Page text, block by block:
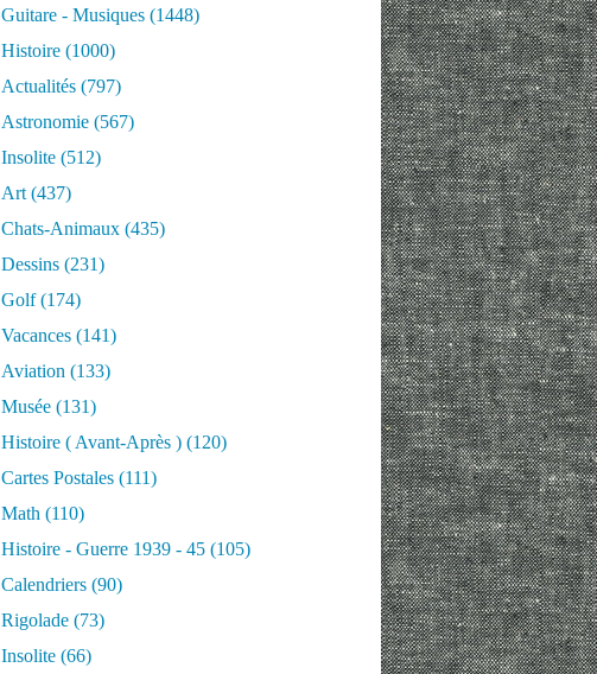
Guitare - Musiques (1448)
Histoire (1000)
Actualités (797)
Astronomie (567)
Insolite (512)
Art (437)
Chats-Animaux (435)
Dessins (231)
Golf(174)
Vacances (141)
Aviation (133)
Musée (131)
Histoire ( Avant-Après ) (120)
Cartes Postales (111)
Math (110)
Histoire - Guerre 1939 - 45 (105)
Calendriers (90)
Rigolade (73)
Insolite (66)